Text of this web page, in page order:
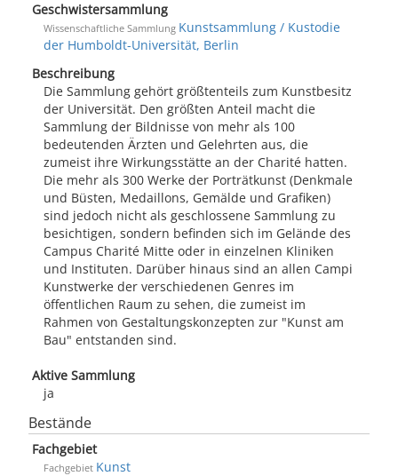
Geschwistersammlung
Wissenschaftliche Sammlung Kunstsammlung / Kustodie
der Humboldt-Universität, Berlin
Beschreibung
Die Sammlung gehört größtenteils zum Kunstbesitz
der Universität. Den größten Anteil macht die
Sammlung der Bildnisse von mehr als 100
bedeutenden Ärzten und Gelehrten aus, die
zumeist ihre Wirkungsstätte an der Charité hatten.
Die mehr als 300 Werke der Porträtkunst (Denkmale
und Büsten, Medaillons, Gemälde und Grafiken)
sind jedoch nicht als geschlossene Sammlung zu
besichtigen, sondern befinden sich im Gelände des
Campus Charité Mitte oder in einzelnen Kliniken
und Instituten. Darüber hinaus sind an allen Campi
Kunstwerke der verschiedenen Genres im
öffentlichen Raum zu sehen, die zumeist im
Rahmen von Gestaltungskonzepten zur "Kunst am
Bau" entstanden sind.
Aktive Sammlung
ja
Bestände
Fachgebiet
Fachgebiet Kunst